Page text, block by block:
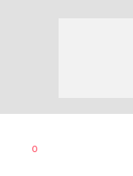
AUTOR
0